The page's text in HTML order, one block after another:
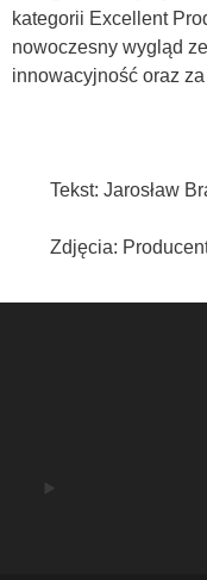
kategorii Excellent
nowoczesny wygląd
innowacyjność oraz
Tekst: Jarosław
Zdjęcia: